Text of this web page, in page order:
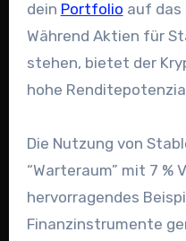
dein Portfolio auf das
Während Aktien für
stehen, bietet der
hohe
Die Nutzung von
“Warteraum” mit 7 %
hervorragendes
Finanzinstrumente